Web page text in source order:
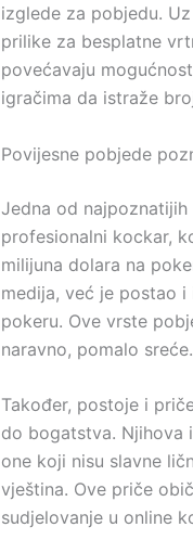
izglede za pobjedu.
prilike za besplatne
povećavaju
igračima da istraže
Povijesne pobjede
Jedna od
profesionalni kockar,
milijuna dolara na
medija, već je postao
pokeru. Ove vrste
naravno, pomalo sreće.
Također, postoje i
do bogatstva. Njihova
one koji nisu slavne
vještina. Ove priče
sudjelovanje u online